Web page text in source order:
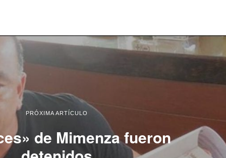
PRÓXIMA ARTÍCULO
de Mimenza fueron